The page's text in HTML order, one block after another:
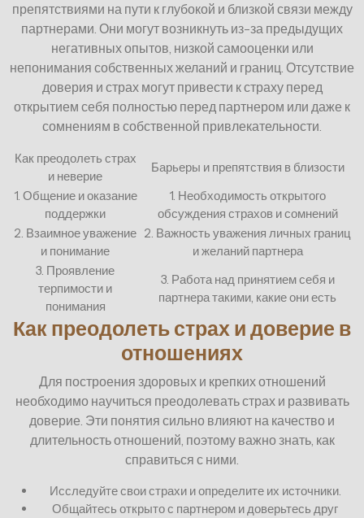
препятствиями на пути к глубокой и близкой связи между
партнерами. Они могут возникнуть из-за предыдущих
негативных опытов, низкой самооценки или
непонимания собственных желаний и границ. Отсутствие
доверия и страх могут привести к страху перед
открытием себя полностью перед партнером или даже к
сомнениям в собственной привлекательности.
Как преодолеть страх
и неверие
Барьеры и препятствия в близости
1. Общение и оказание
поддержки
1. Необходимость открытого
обсуждения страхов и сомнений
2. Взаимное уважение
и понимание
2. Важность уважения личных границ
и желаний партнера
3. Проявление
терпимости и
понимания
3. Работа над принятием себя и
партнера такими, какие они есть
Как преодолеть страх и доверие в
отношениях
Для построения здоровых и крепких отношений
необходимо научиться преодолевать страх и развивать
доверие. Эти понятия сильно влияют на качество и
длительность отношений, поэтому важно знать, как
справиться с ними.
Исследуйте свои страхи и определите их источники.
Общайтесь открыто с партнером и доверьтесь друг